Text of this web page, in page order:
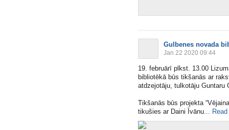
Gulbenes novada
Jan 22 2020 09:44
19. februārī plkst. 13.00
bibliotēkā būs tikšanās ar
atdzejotāju, tulkotāju Guntaru
Tikšanās būs projekta
tikušies ar Daini Īvānu​...